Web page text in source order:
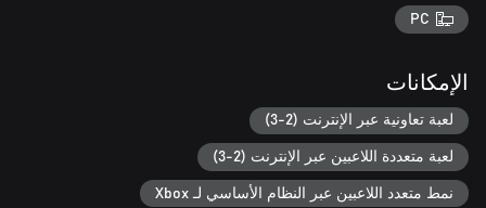
- بالنسبة للوضع الجماعي، لا يمكن توفيق اللاعبين إلا مع لاعبي الإصدار
- للتعرف على مزيد من المعلومات، الرجاء زيارة الصفحة الرئيسية
الرسمية: https://teamninja-studio.com/wolong
PC
الإمكانات
لعبة تعاونية عبر الإنترنت (2-3)
لعبة متعددة اللاعبين عبر الإنترنت (2-3)
نمط متعدد اللاعبين عبر النظام الأساسي لـ Xbox